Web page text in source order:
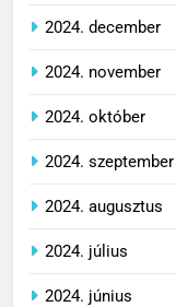
2024. december
2024. november
2024. október
2024. szeptember
2024. augusztus
2024. július
2024. június